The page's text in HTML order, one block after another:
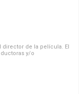
de la película. El
y/o